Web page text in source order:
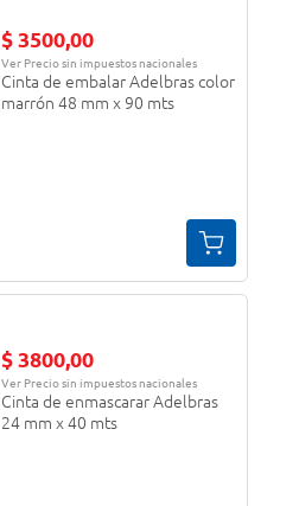
$ 3500,00
Ver Precio sin impuestos nacionales
Cinta de embalar Adelbras color
marrón 48 mm x 90 mts
$ 3800,00
Ver Precio sin impuestos nacionales
Cinta de enmascarar Adelbras
24 mm x 40 mts